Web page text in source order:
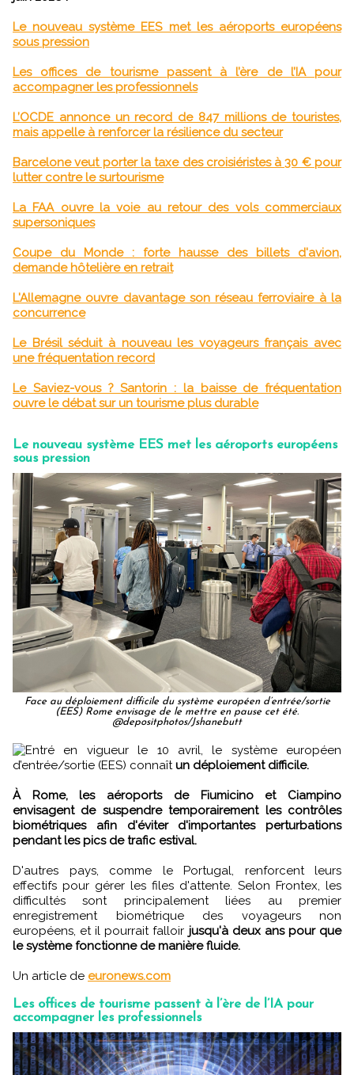
Le nouveau système EES met les aéroports européens
sous pression
Les offices de tourisme passent à l’ère de l’IA pour
accompagner les professionnels
L’OCDE annonce un record de 847 millions de touristes,
mais appelle à renforcer la résilience du secteur
Barcelone veut porter la taxe des croisiéristes à 30 € pour
lutter contre le surtourisme
La FAA ouvre la voie au retour des vols commerciaux
supersoniques
Coupe du Monde : forte hausse des billets d'avion,
demande hôtelière en retrait
L'Allemagne ouvre davantage son réseau ferroviaire à la
concurrence
Le Brésil séduit à nouveau les voyageurs français avec
une fréquentation record
Le Saviez-vous ? Santorin : la baisse de fréquentation
ouvre le débat sur un tourisme plus durable
Le nouveau système EES met les aéroports européens
sous pression
Face au déploiement difficile du système européen d’entrée/sortie
(EES) Rome envisage de le mettre en pause cet été.
@depositphotos/Jshanebutt
Entré en vigueur le 10 avril, le système européen
d’entrée/sortie (EES) connaîtun déploiement difficile.
À Rome, les aéroports de Fiumicino et Ciampino
envisagent de suspendre temporairement les contrôles
biométriques afin d'éviter d'importantes perturbations
pendant les pics de trafic estival.
D'autres pays, comme le Portugal, renforcent leurs
effectifs pour gérer les files d'attente. Selon Frontex, les
difficultés sont principalement liées au premier
enregistrement biométrique des voyageurs non
européens, et il pourrait falloir jusqu'à deux ans pour que
le système fonctionne de manière fluide.
Un article de euronews.com
Les offices de tourisme passent à l’ère de l’IA pour
accompagner les professionnels